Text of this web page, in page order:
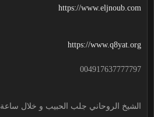
https://www.eljnoub.com
https://www.q8yat.org
004917637777797
الشيخ الروحاني جلب الحبيب و خلال ساعة